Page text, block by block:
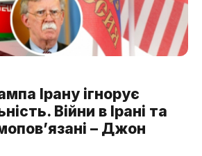
Ірану ігнорує
Війни в Ірані та
– Джон